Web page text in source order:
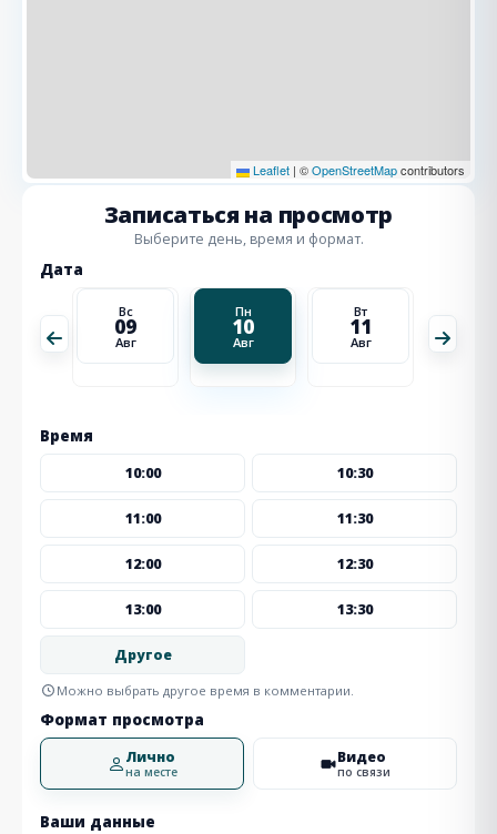
Leaflet | ©OpenStreetMapcontributors
Записаться на просмотр
Выберите день, время и формат.
Дата
Вс
09
Авг
Пн
10
Авг
Вт
11
Авг
Время
10:00 10:30
11:00 11:30
12:00 12:30
13:00 13:30
Другое
Можно выбрать другое время в комментарии.
Формат просмотра
Лично
на месте
Видео
по связи
Ваши данные